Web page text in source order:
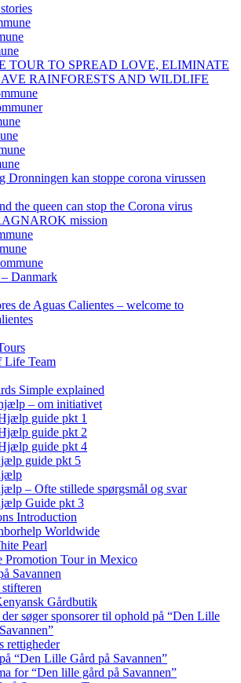
TOUR TO SPREAD LOVE, ELIMINATE
RAINFORESTS AND WILDLIFE
Dronningen kan stoppe corona virussen
the queen can stop the Corona virus
mission
Danmark
de Aguas Calientes – welcome to
Life Team
Simple explained
– om initiativet
guide pkt 1
guide pkt 2
guide pkt 4
guide pkt 5
– Ofte stillede spørgsmål og svar
Guide pkt 3
Introduction
Worldwide
Pearl
Promotion Tour in Mexico
Savannen
Gårdbutik
søger sponsorer til ophold på “Den Lille
rettigheder
“Den Lille Gård på Savannen”
for “Den lille gård på Savannen”